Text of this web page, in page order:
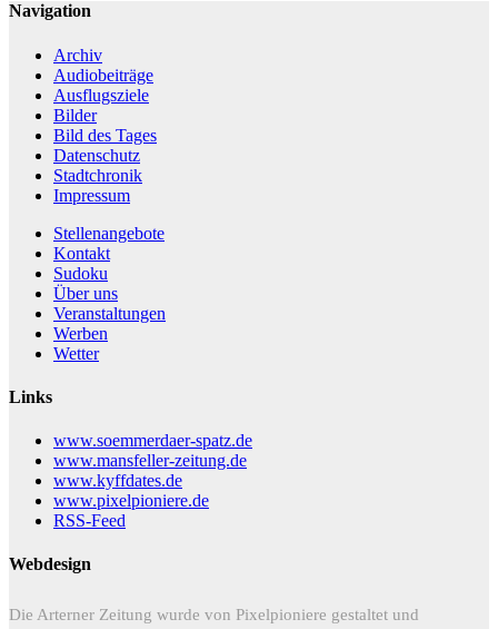
Navigation
Archiv
Audiobeiträge
Ausflugsziele
Bilder
Bild des Tages
Datenschutz
Stadtchronik
Impressum
Stellenangebote
Kontakt
Sudoku
Über uns
Veranstaltungen
Werben
Wetter
Links
www.soemmerdaer-spatz.de
www.mansfeller-zeitung.de
www.kyffdates.de
www.pixelpioniere.de
RSS-Feed
Webdesign
Die Arterner Zeitung wurde von Pixelpioniere gestaltet und